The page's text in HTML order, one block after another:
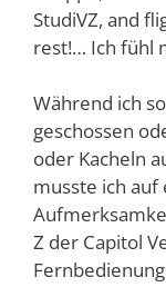
StudiVZ, and
rest!… Ich fühl
Während ich
geschossen
oder Kacheln
musste ich
Z der Capitol